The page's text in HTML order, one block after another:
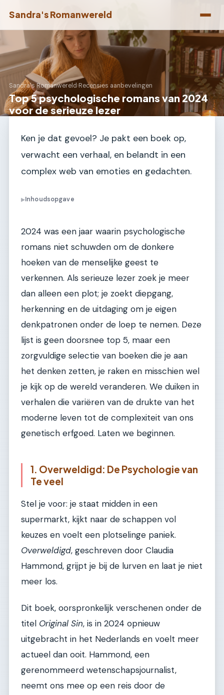
Sandra's Romanwereld
Sandra's Romanwereld›Recensies aanbevelingen
Top 5 psychologische romans van 2024
voor de serieuze lezer
Ken je dat gevoel? Je pakt een boek op,
verwacht een verhaal, en belandt in een
complex web van emoties en gedachten.
▶Inhoudsopgave
2024 was een jaar waarin psychologische
romans niet schuwden om de donkere
hoeken van de menselijke geest te
verkennen. Als serieuze lezer zoek je meer
dan alleen een plot; je zoekt diepgang,
herkenning en de uitdaging om je eigen
denkpatronen onder de loep te nemen. Deze
lijst is geen doorsnee top 5, maar een
zorgvuldige selectie van boeken die je aan
het denken zetten, je raken en misschien wel
je kijk op de wereld veranderen. We duiken in
verhalen die variëren van de drukte van het
moderne leven tot de complexiteit van ons
genetisch erfgoed. Laten we beginnen.
1. Overweldigd: De Psychologie van
Te veel
Stel je voor: je staat midden in een
supermarkt, kijkt naar de schappen vol
keuzes en voelt een plotselinge paniek.
Overweldigd, geschreven door Claudia
Hammond, grijpt je bij de lurven en laat je niet
meer los.
Dit boek, oorspronkelijk verschenen onder de
titel Original Sin, is in 2024 opnieuw
uitgebracht in het Nederlands en voelt meer
actueel dan ooit. Hammond, een
gerenommeerd wetenschapsjournalist,
neemt ons mee op een reis door de